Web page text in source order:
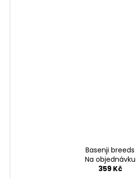
Basenji breeds
Na objednávku
359 Kč